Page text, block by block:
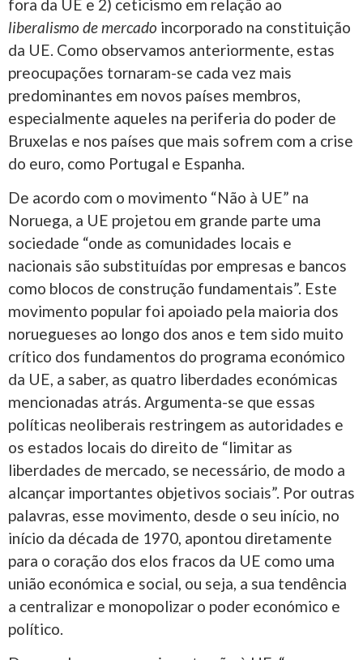
fora da UE e 2) ceticismo em relação ao
liberalismo de mercado incorporado na constituição
da UE. Como observamos anteriormente, estas
preocupações tornaram-se cada vez mais
predominantes em novos países membros,
especialmente aqueles na periferia do poder de
Bruxelas e nos países que mais sofrem com a crise
do euro, como Portugal e Espanha.
De acordo com o movimento “Não à UE” na
Noruega, a UE projetou em grande parte uma
sociedade “onde as comunidades locais e
nacionais são substituídas por empresas e bancos
como blocos de construção fundamentais”. Este
movimento popular foi apoiado pela maioria dos
noruegueses ao longo dos anos e tem sido muito
crítico dos fundamentos do programa económico
da UE, a saber, as quatro liberdades económicas
mencionadas atrás. Argumenta-se que essas
políticas neoliberais restringem as autoridades e
os estados locais do direito de “limitar as
liberdades de mercado, se necessário, de modo a
alcançar importantes objetivos sociais”. Por outras
palavras, esse movimento, desde o seu início, no
início da década de 1970, apontou diretamente
para o coração dos elos fracos da UE como uma
união económica e social, ou seja, a sua tendência
a centralizar e monopolizar o poder económico e
político.